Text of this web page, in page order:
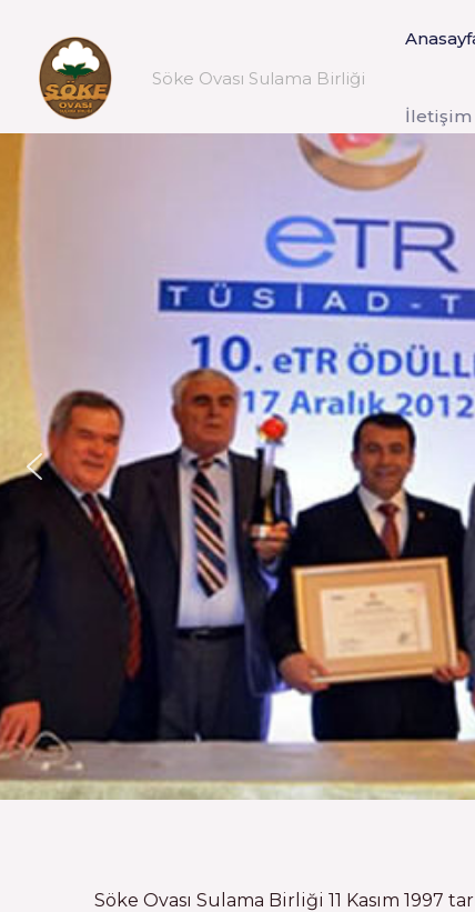
Söke Ovası Sulama Birliği
İletişim
Söke Ovası Sulama Birliği 11 Kasım 1997